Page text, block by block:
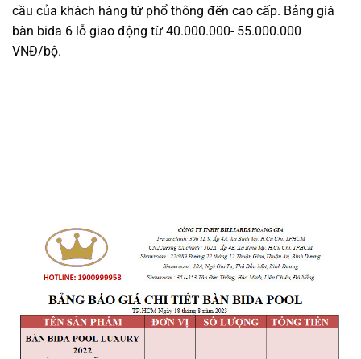
cầu của khách hàng từ phổ thông đến cao cấp. Bảng giá
bàn bida 6 lỗ giao động từ 40.000.000- 55.000.000
VNĐ/bộ.